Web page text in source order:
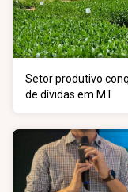
Setor produtivo
de dívidas em MT